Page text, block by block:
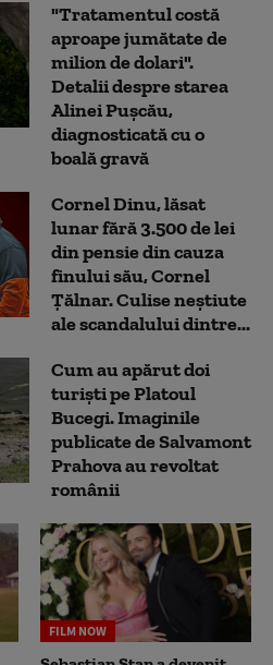
"Tratamentul costă
aproape jumătate de
milion de dolari".
Detalii despre starea
Alinei Pușcău,
diagnosticată cu o
boală gravă
Cornel Dinu, lăsat
lunar fără 3.500 de lei
din pensie din cauza
finului său, Cornel
Țălnar. Culise neștiute
ale scandalului dintre...
Cum au apărut doi
turiști pe Platoul
Bucegi. Imaginile
publicate de Salvamont
Prahova au revoltat
românii
FILM NOW